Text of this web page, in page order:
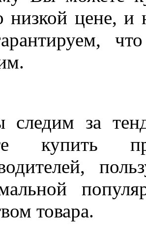
низкой цене, и
за
купить
товара.